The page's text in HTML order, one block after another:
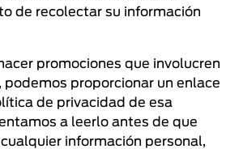
de recolectar su información
promociones que involucren
podemos proporcionar un enlace
de privacidad de esa
a leerlo antes de que
información personal,